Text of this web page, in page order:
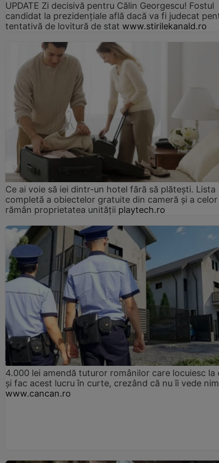
UPDATE Zi decisivă pentru Călin Georgescu! Fostul
candidat la prezidențiale află dacă va fi judecat
tentativă de lovitură de stat www.stirilekanald.ro
Ce ai voie să iei dintr-un hotel fără să plătești. Lista
completă a obiectelor gratuite din cameră și a
rămân proprietatea unității playtech.ro
4.000 lei amendă tuturor românilor care locuiesc la
și fac acest lucru în curte, crezând că nu îi vede
www.cancan.ro